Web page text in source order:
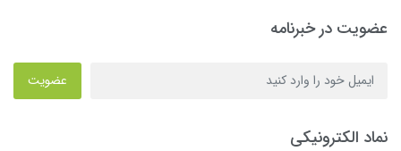
عضویت در خبرنامه
عضویت
نماد الکترونیکی